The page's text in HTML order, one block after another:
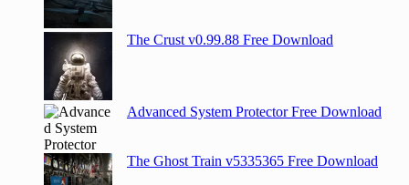
The Crust v0.99.88 Free Download
Advanced System Protector Free Download
The Ghost Train v5335365 Free Download